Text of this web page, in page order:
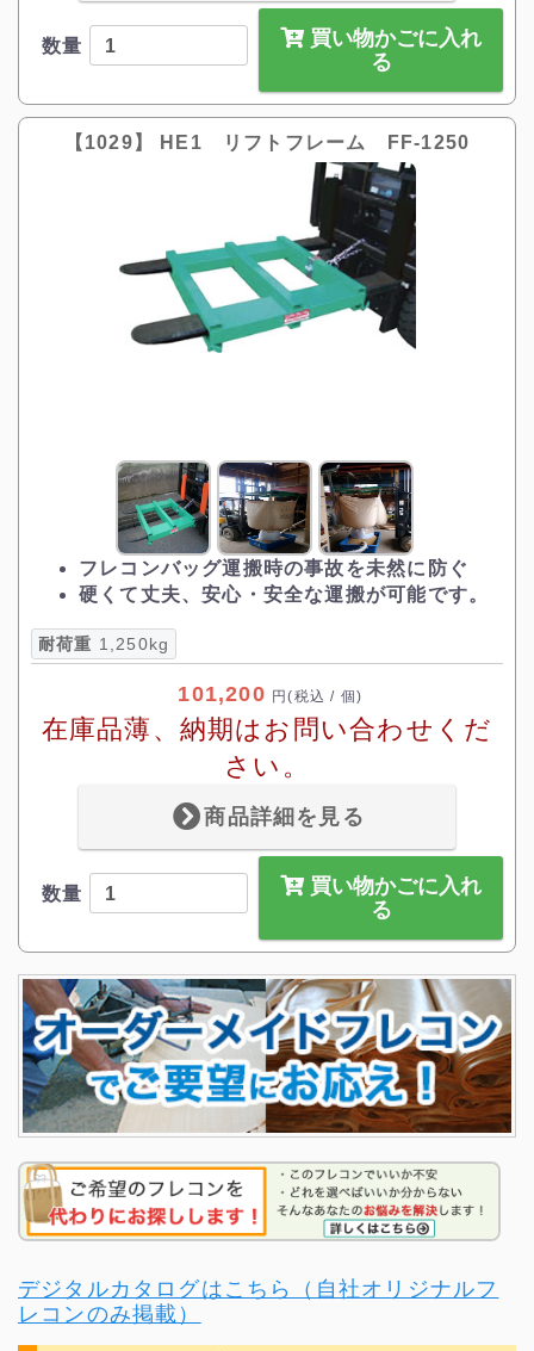
数量
買い物かごに入れ
る
【1029】 HE1 リフトフレーム FF-1250
フレコンバッグ運搬時の事故を未然に防ぐ
硬くて丈夫、安心・安全な運搬が可能です。
耐荷重 1,250kg
101,200 円(税込 / 個)
在庫品薄、納期はお問い合わせくだ
さい。
商品詳細を見る
数量
買い物かごに入れ
る
デジタルカタログはこちら（自社オリジナルフ
レコンのみ掲載）